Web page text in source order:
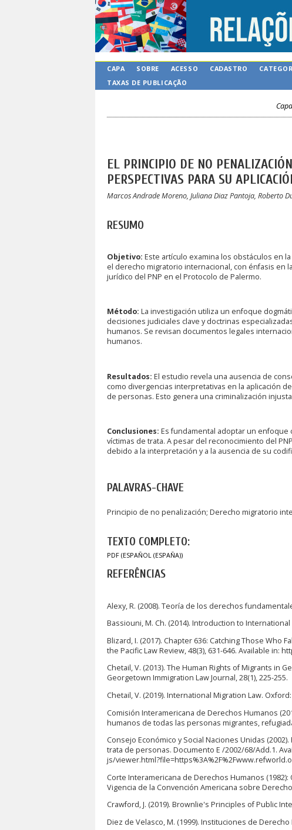
CAPA SOBRE ACESSO CADASTRO
TAXAS DE PUBLICAÇÃO
Capa
EL PRINCIPIO DE NO
PERSPECTIVAS PARA SU
Marcos Andrade Moreno, Juliana Diaz Pantoja, Roberto
RESUMO
Objetivo: Este artículo examina los obstáculos en
el derecho migratorio internacional, con énfasis en
jurídico del PNP en el Protocolo de Palermo.
Método: La investigación utiliza un enfoque
decisiones judiciales clave y doctrinas
humanos. Se revisan documentos legales
humanos.
Resultados: El estudio revela una ausencia de
como divergencias interpretativas en la aplicación
de personas. Esto genera una criminalización
Conclusiones: Es fundamental adoptar un
víctimas de trata. A pesar del reconocimiento del
debido a la interpretación y a la ausencia de su
PALAVRAS-CHAVE
Principio de no penalización; Derecho migratorio
TEXTO COMPLETO:
PDF (ESPAÑOL (ESPAÑA))
REFERÊNCIAS
Alexy, R. (2008). Teoría de los derechos
Bassiouni, M. Ch. (2014). Introduction to
Blizard, I. (2017). Chapter 636: Catching Those Who
the Pacific Law Review, 48(3), 631-646. Available
Chetail, V. (2013). The Human Rights of Migrants in
Georgetown Immigration Law Journal, 28(1), 225-255.
Chetail, V. (2019). International Migration Law.
Comisión Interamericana de Derechos Humanos
humanos de todas las personas migrantes,
Consejo Económico y Social Naciones Unidas
trata de personas. Documento E /2002/68/Add.1.
js/
Corte Interamericana de Derechos Humanos
Vigencia de la Convención Americana sobre
Crawford, J. (2019). Brownlie's Principles of Public
Diez de Velasco, M. (1999). Instituciones de